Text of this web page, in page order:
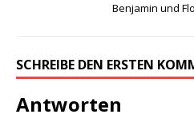
Benjamin und
SCHREIBE DEN ERSTEN
Antworten